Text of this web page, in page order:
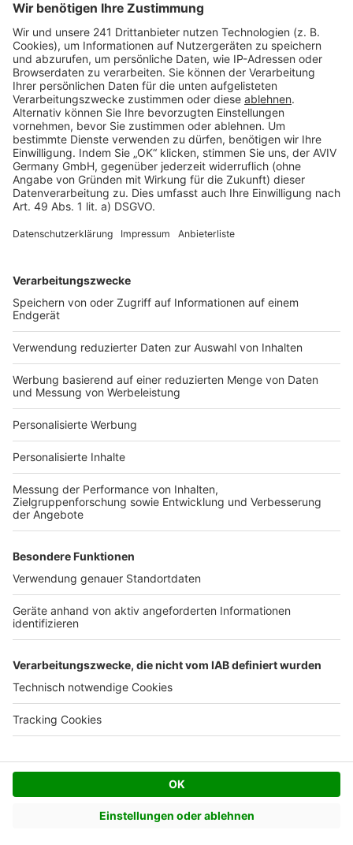
Seitenaufbau
Barrierefreiheit
Cookie Einstellungen
Rechtliches
AGB-Übersicht
Datenschutz
Impressum
Services
Bauprojekt-Quiz
Häuser-Suche
Hausanbieter-Suche
Bauprojekt-Profil
Für Unternehmen
Ihre Baufirma auf bauen.de
Kostenloses Infogespräch
© AVIV Germany GmbH - 2026
Facebook
Twitter